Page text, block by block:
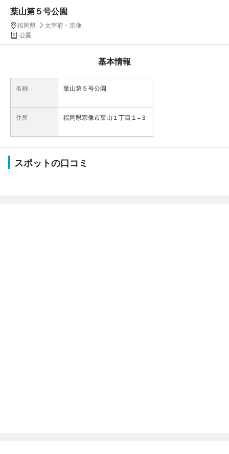
葉山第５号公園
福岡県
太宰府・宗像
公園
基本情報
名称 葉山第５号公園
住所 福岡県宗像市葉山１丁目１−３
スポットの口コミ